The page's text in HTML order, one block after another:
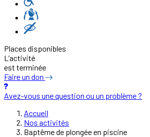
Places disponibles
L’activité
est terminée
Faire un don
Avez-vous une question ou un problème ?
Accueil
Nos activités
Baptême de plongée en piscine